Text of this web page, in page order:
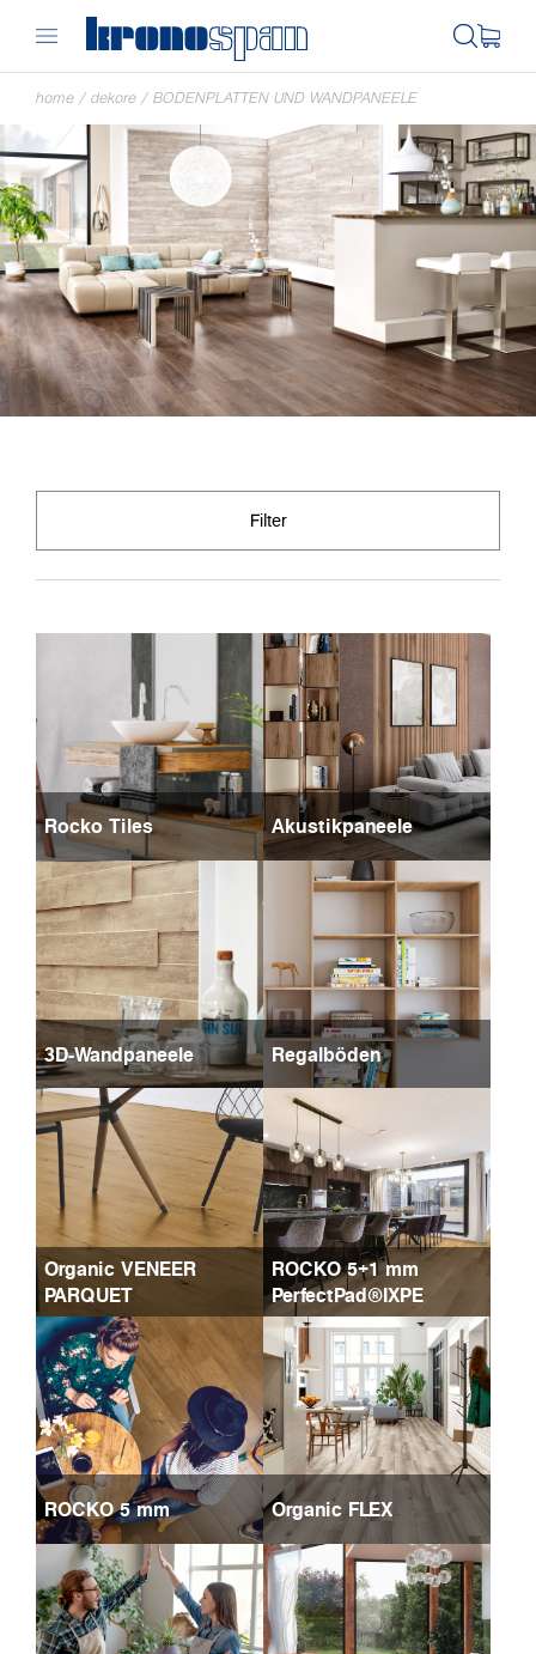
home / dekore / BODENPLATTEN UND WANDPANEELE
Filter
Rocko Tiles Akustikpaneele
3D-Wandpaneele Regalböden
Organic VENEER
PARQUET
ROCKO 5+1 mm
PerfectPad®IXPE
ROCKO 5 mm Organic FLEX